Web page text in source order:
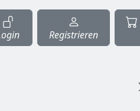
Registrieren